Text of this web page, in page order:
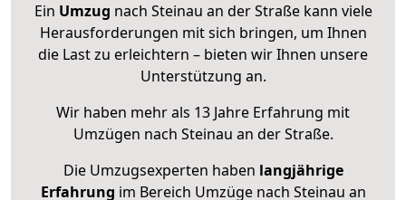
Ein Umzug nach Steinau an der Straße kann viele
Herausforderungen mit sich bringen, um Ihnen
die Last zu erleichtern – bieten wir Ihnen unsere
Unterstützung an.
Wir haben mehr als 13 Jahre Erfahrung mit
Umzügen nach Steinau an der Straße.
Die Umzugsexperten haben langjährige
Erfahrung im Bereich Umzüge nach Steinau an